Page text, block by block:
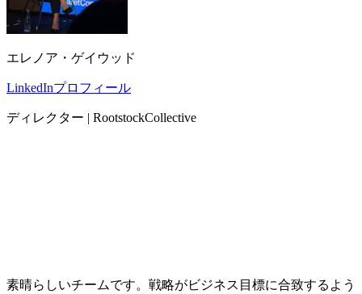
エレノア・ゲイウッド
LinkedInプロフィール
ディレクター | RootstockCollective
素晴らしいチームです。戦略がビジネス目標に合致するよう